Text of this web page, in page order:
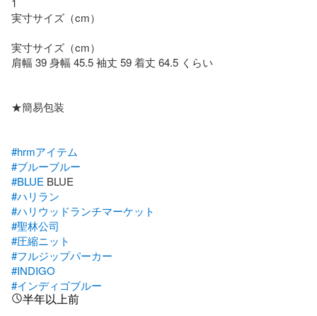
実寸サイズ（cm）
実寸サイズ（cm）
肩幅 39 身幅 45.5 袖丈 59 着丈 64.5 くらい
★簡易包装
#hrmアイテム
#ブルーブルー
#BLUE
#ハリラン
#ハリウッドランチマーケット
#聖林公司
#圧縮ニット
#フルジップパーカー
#INDIGO
#インディゴブルー
半年以上前